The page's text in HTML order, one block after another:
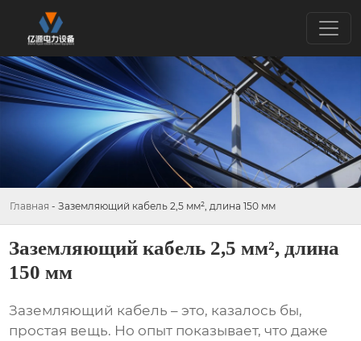
Главная - Заземляющий кабель 2,5 мм², длина 150 мм
Заземляющий кабель 2,5 мм², длина
150 мм
Заземляющий кабель – это, казалось бы,
простая вещь. Но опыт показывает, что даже